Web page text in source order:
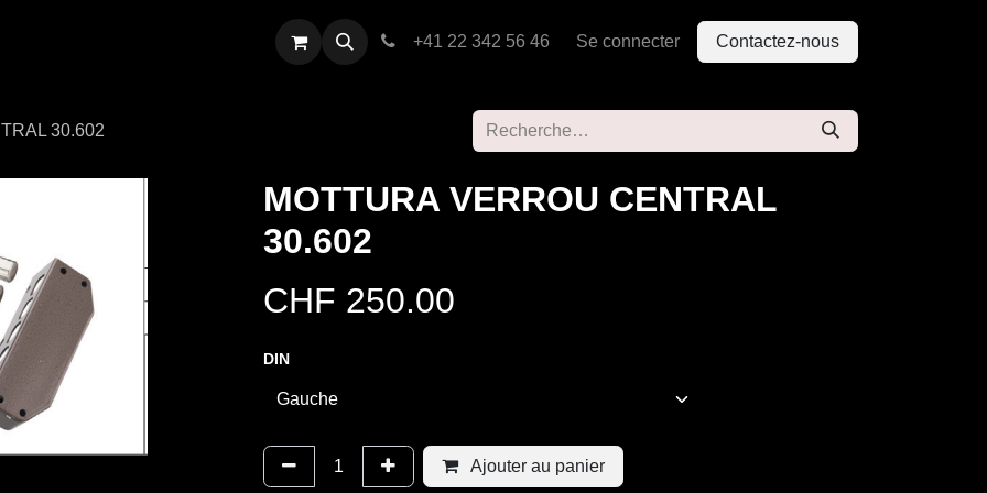
+41 22 342 56 46 Se connecter Contactez-nous
30.602
MOTTURA VERROU CENTRAL
30.602
CHF 250.00
DIN
Ajouter au panier